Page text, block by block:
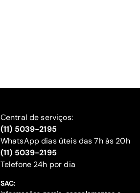
Central de serviços:
(11) 5039-2195
WhatsApp dias úteis das 7h às 20h
(11) 5039-2195
‍Telefone 24h por dia
SAC: